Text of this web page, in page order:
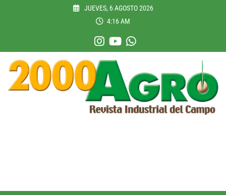
JUEVES, 6 AGOSTO 2026
4:16 AM